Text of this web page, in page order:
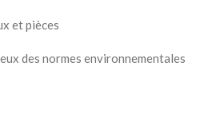
et pièces
des normes environnementales